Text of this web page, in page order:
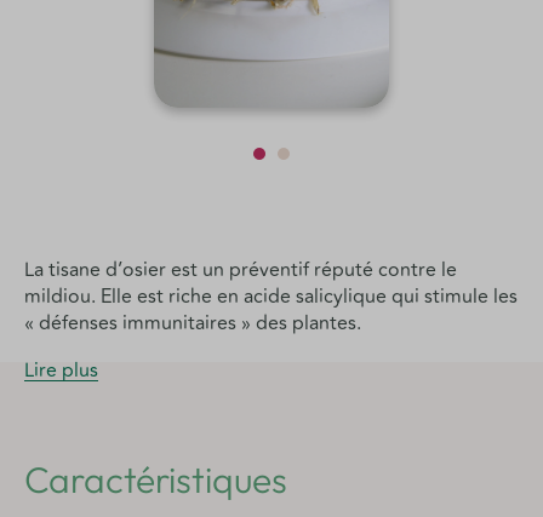
La tisane d’osier est un préventif réputé contre le
mildiou. Elle est riche en acide salicylique qui stimule les
« défenses immunitaires » des plantes.
Lire plus
Caractéristiques